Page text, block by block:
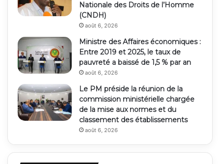
Nationale des Droits de l’Homme
(CNDH)
août 6, 2026
Ministre des Affaires économiques :
Entre 2019 et 2025, le taux de
pauvreté a baissé de 1,5 % par an
août 6, 2026
Le PM préside la réunion de la
commission ministérielle chargée
de la mise aux normes et du
classement des établissements
août 6, 2026